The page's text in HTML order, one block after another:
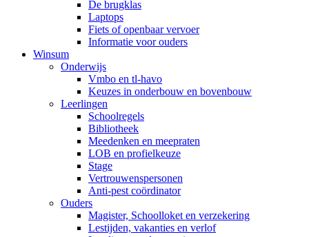
De brugklas
Laptops
Fiets of openbaar vervoer
Informatie voor ouders
Winsum
Onderwijs
Vmbo en tl-havo
Keuzes in onderbouw en bovenbouw
Leerlingen
Schoolregels
Bibliotheek
Meedenken en meepraten
LOB en profielkeuze
Stage
Vertrouwenspersonen
Anti-pest coördinator
Ouders
Magister, Schoolloket en verzekering
Lestijden, vakanties en verlof